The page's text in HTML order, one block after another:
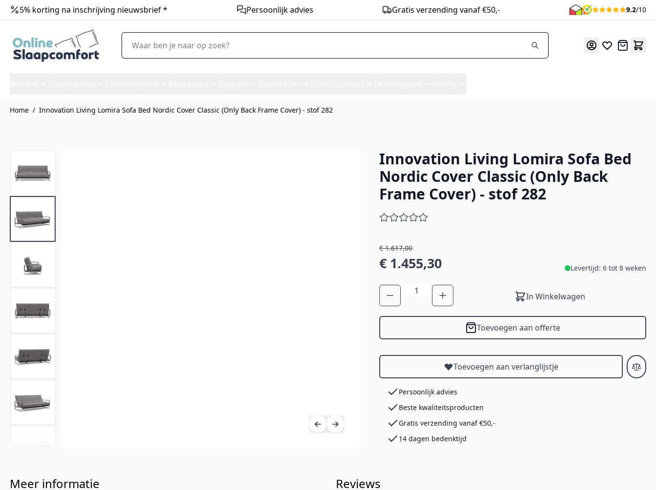
5% korting na inschrijving nieuwsbrief * Persoonlijk advies Gratis verzending vanaf €50,- 9.2/10
Offerte
Waar ben je naar op zoek?
Home / Innovation Living Lomira Sofa Bed Nordic Cover Classic (Only Back Frame Cover) - stof 282
Innovation Living Lomira Sofa Bed Nordic Cover Classic (Only Back Frame Cover) - stof 282
Innovation Living Lomira Sofa Bed
Nordic Cover Classic (Only Back
Frame Cover) - stof 282
€ 1.617,00
€ 1.455,30 Levertijd: 6 tot 8 weken
Aantal
In Winkelwagen
Toevoegen aan offerte
Toevoegen aan verlanglijstje
Persoonlijk advies
Beste kwaliteitsproducten
Gratis verzending vanaf €50,-
14 dagen bedenktijd
Meer informatie Reviews